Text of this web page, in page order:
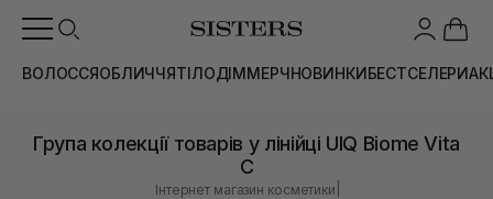
ВОЛОССЯОБЛИЧЧЯТІЛОДІММЕРЧНОВИНКИБЕСТСЕЛЕРИ
Група колекції товарів у лінійці UIQ Biome Vita
C
Інтернет магазин косметики